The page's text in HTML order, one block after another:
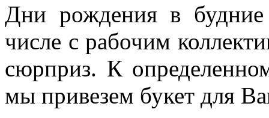
Дни рождения в
числе с рабочим
сюрприз. К
мы привезем букет для